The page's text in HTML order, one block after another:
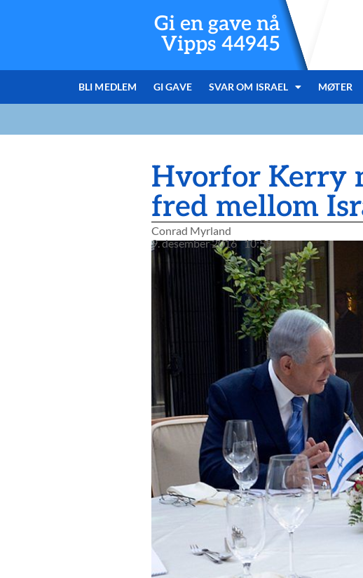
Gi en gave nå
Vipps 44945
BLI MEDLEM GI GAVE SVAR OM ISRAEL MØTER
Hvorfor Kerry
fred mellom
Conrad Myrland
9. desember 2016 10:59